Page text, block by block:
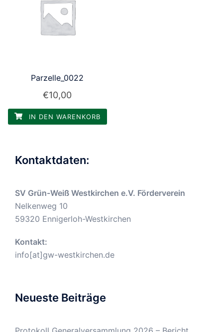
Parzelle_0022
€10,00
IN DEN WARENKORB
Kontaktdaten:
SV Grün-Weiß Westkirchen e.V. Förderverein
Nelkenweg 10
59320 Ennigerloh-Westkirchen
Kontakt:
info[at]gw-westkirchen.de
Neueste Beiträge